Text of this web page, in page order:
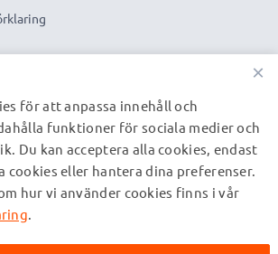
×
för att anpassa innehåll och
funktioner för sociala medier och
Du kan acceptera alla cookies, endast
cookies eller hantera dina preferenser.
hur vi använder cookies finns i vår
.